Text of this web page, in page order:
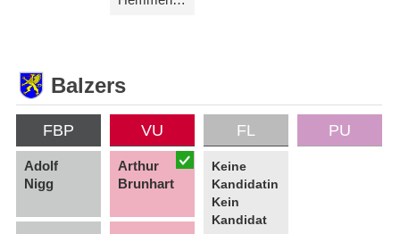
Balzers
FBP
Adolf
Nigg
VU
Arthur
Brunhart
FL
Keine
Kandidatin
Kein
Kandidat
PU